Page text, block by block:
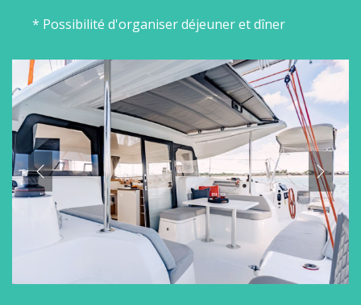
* Possibilité d'organiser déjeuner et dîner